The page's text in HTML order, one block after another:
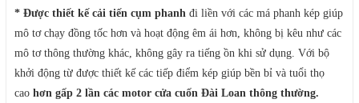
* Được thiết kế cải tiến cụm phanh đi liền với các má phanh kép giúp
mô tơ chạy đồng tốc hơn và hoạt động êm ái hơn, không bị kêu như các
mô tơ thông thường khác, không gây ra tiếng ồn khi sử dụng. Với bộ
khởi động từ được thiết kế các tiếp điểm kép giúp bền bỉ và tuổi thọ
cao hơn gấp 2 lần các motor cửa cuốn Đài Loan thông thường.